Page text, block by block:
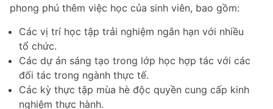
phong phú thêm việc học của sinh viên, bao gồm:
Các vị trí học tập trải nghiệm ngắn hạn với nhiều
tổ chức.
Các dự án sáng tạo trong lớp học hợp tác với các
đối tác trong ngành thực tế.
Các kỳ thực tập mùa hè độc quyền cung cấp kinh
nghiệm thực hành.